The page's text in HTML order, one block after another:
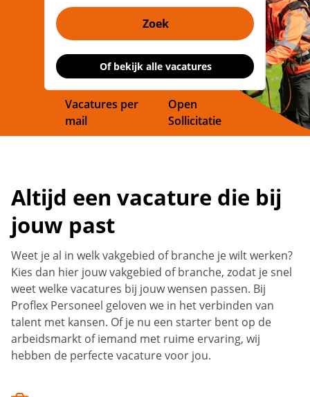
Zoek
Of bekijk alle vacatures
Vacatures per
mail
Open
Sollicitatie
Altijd een vacature die bij
jouw past
Weet je al in welk vakgebied of branche je wilt werken?
Kies dan hier jouw vakgebied of branche, zodat je snel
weet welke vacatures bij jouw wensen passen. Bij
Proflex Personeel geloven we in het verbinden van
talent met kansen. Of je nu een starter bent op de
arbeidsmarkt of iemand met ruime ervaring, wij
hebben de perfecte vacature voor jou.